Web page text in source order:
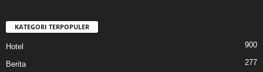
KATEGORI TERPOPULER
Hotel 900
Berita 277